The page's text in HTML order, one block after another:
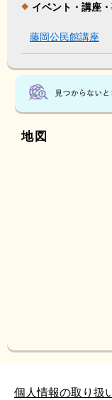
イベント・講座
藤岡公民館講座
地図
個人情報の取り扱